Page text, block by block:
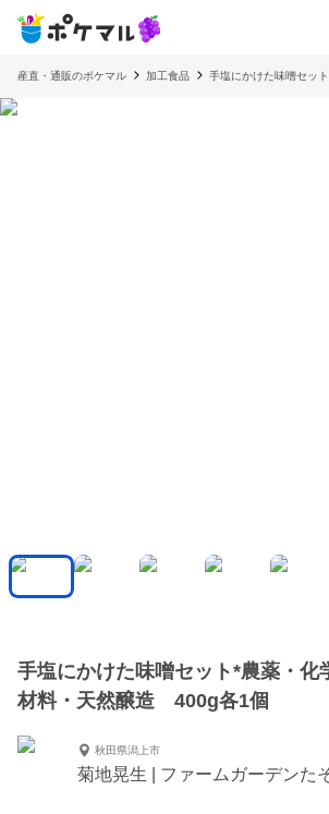
産直・通販のポケマル 加工食品 手塩にかけた味噌セッ
手塩にかけた味噌セット*農薬・化
材料・天然醸造 400g各1個
秋田県潟上市
菊地晃生 | ファームガーデンた